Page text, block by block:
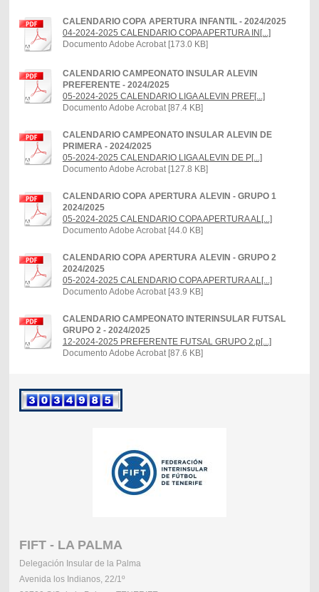
CALENDARIO COPA APERTURA INFANTIL - 2024/2025
04-2024-2025 CALENDARIO COPA APERTURA IN[...]
Documento Adobe Acrobat [173.0 KB]
CALENDARIO CAMPEONATO INSULAR ALEVIN
PREFERENTE - 2024/2025
05-2024-2025 CALENDARIO LIGA ALEVIN PREF[...]
Documento Adobe Acrobat [87.4 KB]
CALENDARIO CAMPEONATO INSULAR ALEVIN DE
PRIMERA - 2024/2025
05-2024-2025 CALENDARIO LIGA ALEVIN DE P[...]
Documento Adobe Acrobat [127.8 KB]
CALENDARIO COPA APERTURA ALEVIN - GRUPO 1
2024/2025
05-2024-2025 CALENDARIO COPA APERTURA AL[...]
Documento Adobe Acrobat [44.0 KB]
CALENDARIO COPA APERTURA ALEVIN - GRUPO 2
2024/2025
05-2024-2025 CALENDARIO COPA APERTURA AL[...]
Documento Adobe Acrobat [43.9 KB]
CALENDARIO CAMPEONATO INTERINSULAR FUTSAL
GRUPO 2 - 2024/2025
12-2024-2025 PREFERENTE FUTSAL GRUPO 2.p[...]
Documento Adobe Acrobat [87.6 KB]
FIFT - LA PALMA
Delegación Insular de la Palma
Avenida los Indianos, 22/1º